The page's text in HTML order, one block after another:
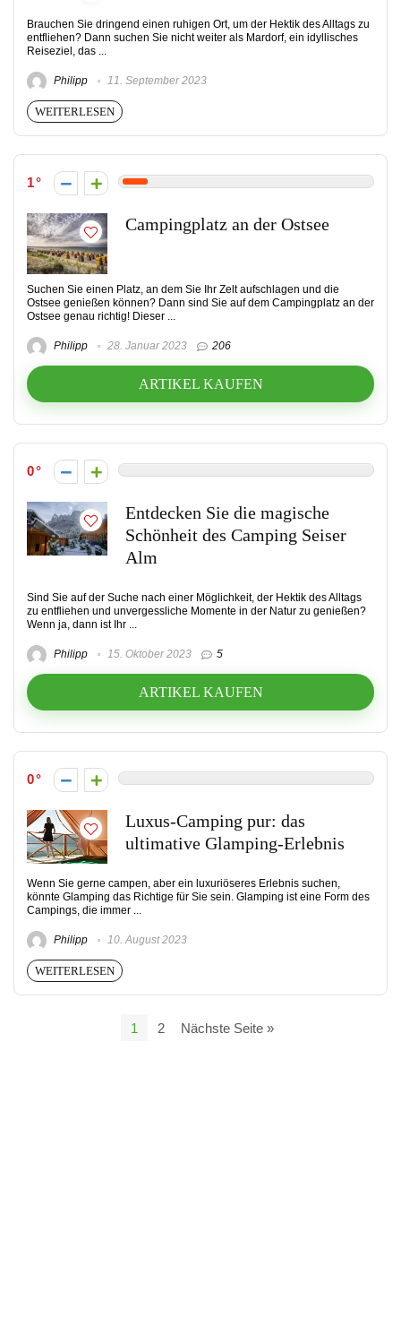
Brauchen Sie dringend einen ruhigen Ort, um der Hektik des Alltags zu
entfliehen? Dann suchen Sie nicht weiter als Mardorf, ein idyllisches
Reiseziel, das ...
Philipp 11. September 2023
WEITERLESEN
1
Campingplatz an der Ostsee
Suchen Sie einen Platz, an dem Sie Ihr Zelt aufschlagen und die
Ostsee genießen können? Dann sind Sie auf dem Campingplatz an der
Ostsee genau richtig! Dieser ...
Philipp 28. Januar 2023 206
ARTIKEL KAUFEN
0
Entdecken Sie die magische
Schönheit des Camping Seiser
Alm
Sind Sie auf der Suche nach einer Möglichkeit, der Hektik des Alltags
zu entfliehen und unvergessliche Momente in der Natur zu genießen?
Wenn ja, dann ist Ihr ...
Philipp 15. Oktober 2023 5
ARTIKEL KAUFEN
0
Luxus-Camping pur: das
ultimative Glamping-Erlebnis
Wenn Sie gerne campen, aber ein luxuriöseres Erlebnis suchen,
könnte Glamping das Richtige für Sie sein. Glamping ist eine Form des
Campings, die immer ...
Philipp 10. August 2023
WEITERLESEN
1 2 Nächste Seite »